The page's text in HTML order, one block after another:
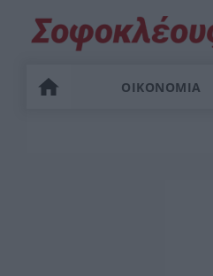
ΟΙΚΟΝΟΜΙΑ